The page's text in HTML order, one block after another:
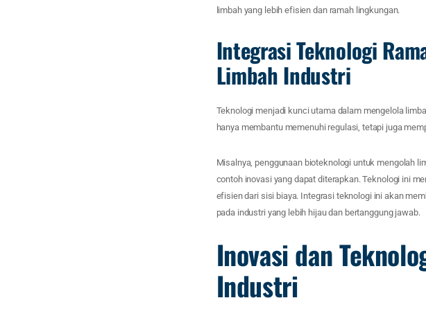
limbah yang lebih efisien dan ramah lingkungan.
Integrasi Teknologi
Limbah Industri
Teknologi menjadi kunci utama dalam mengelola
hanya membantu memenuhi regulasi, tetapi juga
Misalnya, penggunaan bioteknologi untuk mengolah
contoh inovasi yang dapat diterapkan. Teknologi ini
efisien dari sisi biaya. Integrasi teknologi ini akan
pada industri yang lebih hijau dan bertanggung jawab.
Inovasi dan
Industri